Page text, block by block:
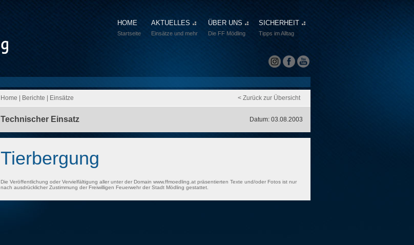
HOME
Startseite
AKTUELLES
Einsätze und mehr
ÜBER UNS
Die FF Mödling
SICHERHEIT
Tipps im Alltag
Home Berichte Einsätze < Zurück zur Übersicht
Technischer Einsatz Datum: 03.08.2003
Tierbergung
Die Veröffentlichung oder Vervielfältigung aller unter der Domain www.ffmoedling.at präsentierten Texte und/oder Fotos ist nur
nach ausdrücklicher Zustimmung der Freiwilligen Feuerwehr der Stadt Mödling gestattet.